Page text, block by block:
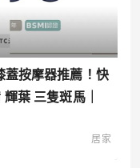
蓋按摩器推薦！快
葉 三隻斑馬｜
居家